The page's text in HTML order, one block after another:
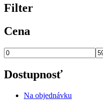
Filter
Cena
Dostupnosť
Na objednávku